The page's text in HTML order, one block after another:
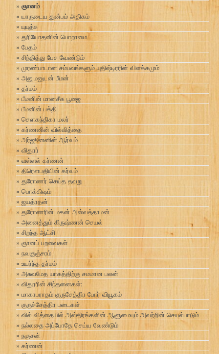
ஞானம்
யாருடைய துன்பம் அதிகம்
யுயுத்சு
துரியோதனின் பொறாமை
பேதம்
சிந்தித்து பேச வேண்டும்
முரண்பாடான சம்பவங்களும் யுதிஷ்டிரரின் விளக்கமும்
அனுமனுடன் பீமன்
தர்மம்
பீமனின் மானசீக பூஜை
பீமனின் பக்தி
சௌகந்திகா மலர்
கர்ணனின் வில்வித்தை
அர்ஜூனனின் ஆர்வம்
விதுரர்
வள்ளல் கர்ணன்
திரௌபதியின் கர்வம்
துரோணர் செய்த தவறு
பொக்கிஷம்
ஜயத்ரதன்
துரோணரின் மகன் அஸ்வத்தாமன்
அனைத்தும் கிருஷ்ணன் செயல்
சிறந்த ஆட்சி
ஞானப் பறவைகள்
நவகுஞ்சரம்
உயர்ந்த தர்மம்
அசுவமேத யாகத்திற்கு சமமான பலன்
விதுரரின் சிந்தனைகள்:
மாகாபராதம் குருசேத்திர போர் வியூகம்
குருச்சேத்திர படைகள்
வில் வித்தையில் அஸ்திரங்களின் ஆளுமையும் அவற்றின் செயல்பாடும்
நல்லதை அப்போதே செய்ய வேண்டும்
நகுசன்
கர்ணன்